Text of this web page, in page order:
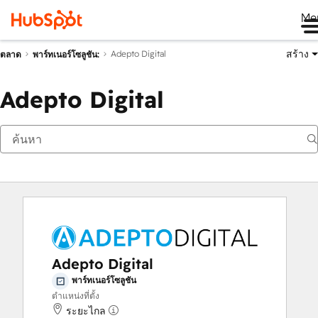
ตลาด พาร์ทเนอร์โซลูชัน: Adepto Digital สร้าง
Adepto Digital
Adepto Digital
พาร์ทเนอร์โซลูชัน
ตำแหน่งที่ตั้ง
ระยะไกล